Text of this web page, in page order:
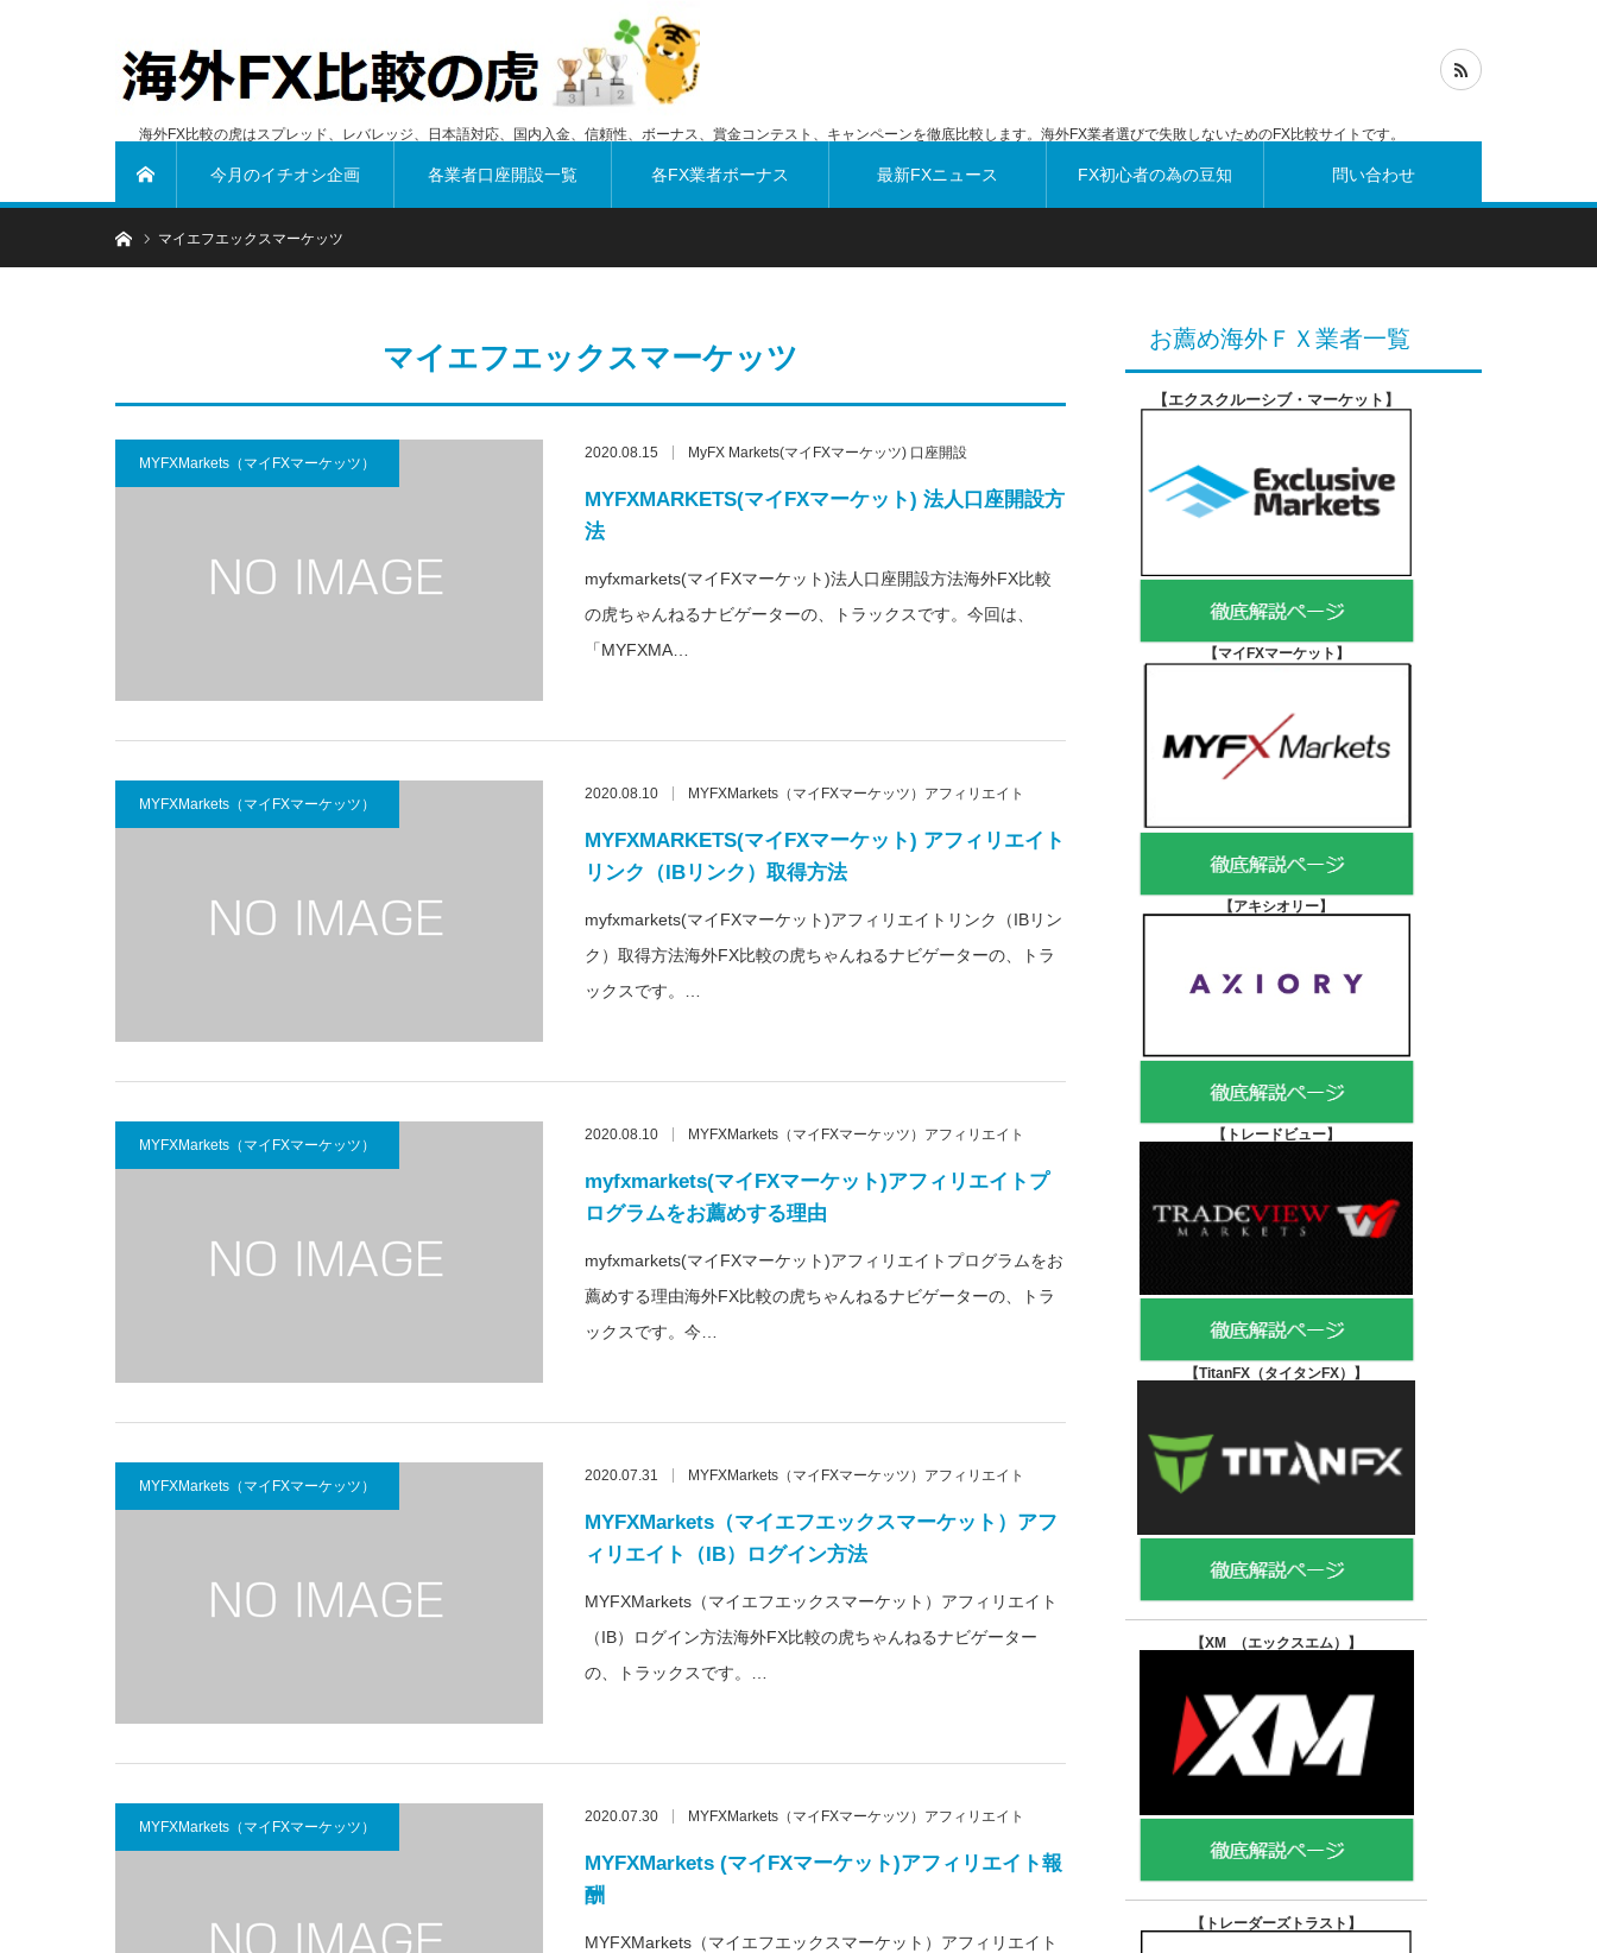
海外FX比較の虎はスプレッド、レバレッジ、日本語対応、国内入金、信頼性、ボーナス、賞金コンテスト、キャンペーンを徹底比較します。海外FX業者選びで失敗しないためのFX比較サイトです。
今月のイチオシ企画 各業者口座開設一覧 各FX業者ボーナス 最新FXニュース FX初心者の為の豆知 問い合わせ
ホームマイエフエックスマーケッツ
マイエフエックスマーケッツ
MYFXMarkets（マイFXマーケッツ）
2020.08.15 MyFX Markets(マイFXマーケッツ) 口座開設
MYFXMARKETS(マイFXマーケット) 法人口座開設方
法
myfxmarkets(マイFXマーケット)法人口座開設方法海外FX比較
の虎ちゃんねるナビゲーターの、トラックスです。今回は、
「MYFXMA…
MYFXMarkets（マイFXマーケッツ）
2020.08.10 MYFXMarkets（マイFXマーケッツ）アフィリエイト
MYFXMARKETS(マイFXマーケット) アフィリエイト
リンク（IBリンク）取得方法
myfxmarkets(マイFXマーケット)アフィリエイトリンク（IBリン
ク）取得方法海外FX比較の虎ちゃんねるナビゲーターの、トラ
ックスです。…
MYFXMarkets（マイFXマーケッツ）
2020.08.10 MYFXMarkets（マイFXマーケッツ）アフィリエイト
myfxmarkets(マイFXマーケット)アフィリエイトプ
ログラムをお薦めする理由
myfxmarkets(マイFXマーケット)アフィリエイトプログラムをお
薦めする理由海外FX比較の虎ちゃんねるナビゲーターの、トラ
ックスです。今…
MYFXMarkets（マイFXマーケッツ）
2020.07.31 MYFXMarkets（マイFXマーケッツ）アフィリエイト
MYFXMarkets（マイエフエックスマーケット）アフ
ィリエイト（IB）ログイン方法
MYFXMarkets（マイエフエックスマーケット）アフィリエイト
（IB）ログイン方法海外FX比較の虎ちゃんねるナビゲーター
の、トラックスです。…
MYFXMarkets（マイFXマーケッツ）
2020.07.30 MYFXMarkets（マイFXマーケッツ）アフィリエイト
MYFXMarkets (マイFXマーケット)アフィリエイト報
酬
MYFXMarkets（マイエフエックスマーケット）アフィリエイト
お薦め海外ＦＸ業者一覧
【エクスクルーシブ・マーケット 】
【マイFXマーケット 】
【アキシオリー】
【 トレードビュー】
【TitanFX（タイタンFX） 】
【XM （エックスエム） 】
【トレーダーズトラスト 】